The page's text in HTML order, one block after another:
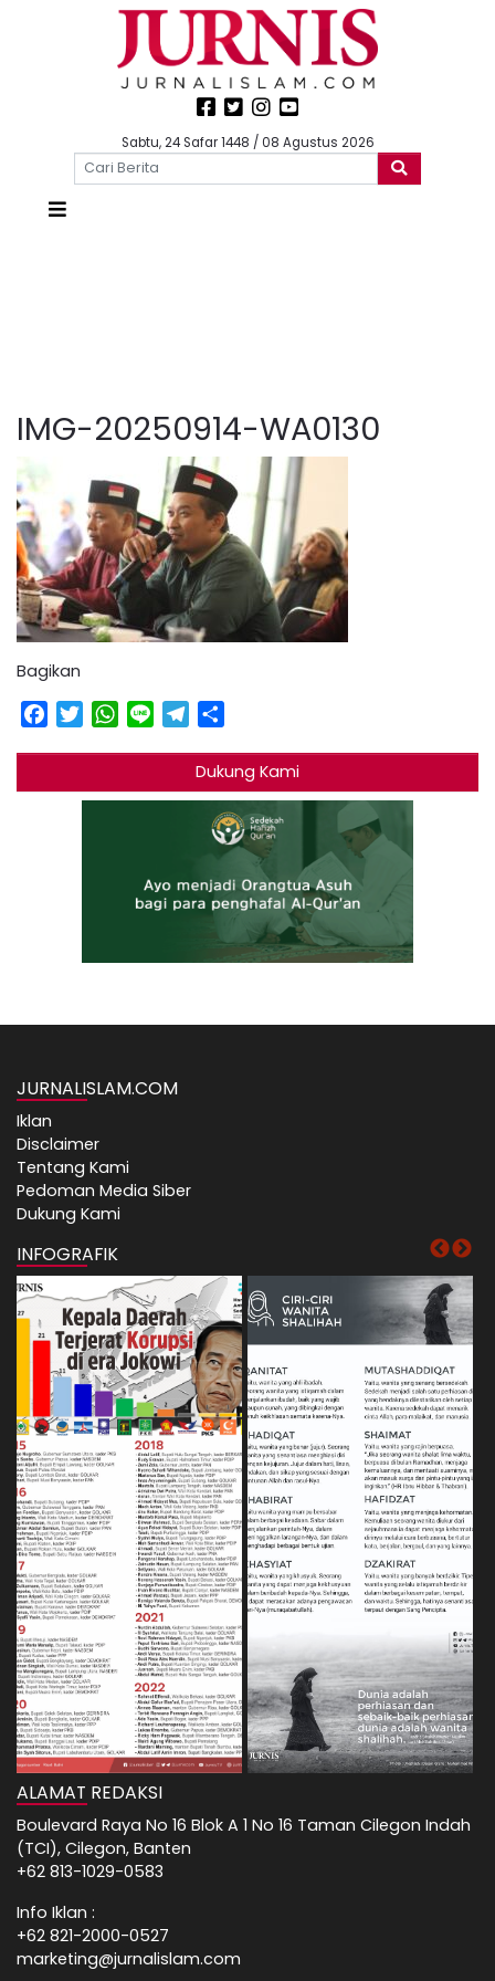
Sabtu, 24 Safar 1448 / 08 Agustus 2026
IMG-20250914-WA0130
Bagikan
Facebook
TwitterWhatsApp
Line Telegram
Dukung Kami
JURNALISLAM.COM
Iklan
Disclaimer
Tentang Kami
Pedoman Media Siber
Dukung Kami
INFOGRAFIK
ALAMAT REDAKSI
Boulevard Raya No 16 Blok A 1 No 16 Taman Cilegon Indah
(TCI), Cilegon, Banten
+62 813-1029-0583
Info Iklan :
+62 821-2000-0527
marketing@jurnalislam.com